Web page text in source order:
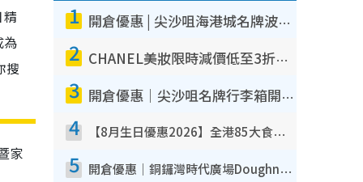
為
搜
家
1 開倉優惠 | 尖沙咀海港城名牌波鞋開倉低至1折！On鞋$899起／Joy&Peace鞋履$98起
2 CHANEL美妝限時減價低至3折！人氣粉底/唇膏/精華液低至$275！COCO香水都有平
3 開倉優惠｜尖沙咀名牌行李箱開倉低至4折！一連5日 American Tourister/ace./Hallmark $200起！
4 【8月生日優惠2026】全港85大食買玩著數攻略 自助餐/火鍋放題同行免費＋誠品/DONKI送現金券
5 開倉優惠｜銅鑼灣時代廣場Doughnut/Campo Marzio開倉低至1折！背囊、書包、手袋劈價$200起